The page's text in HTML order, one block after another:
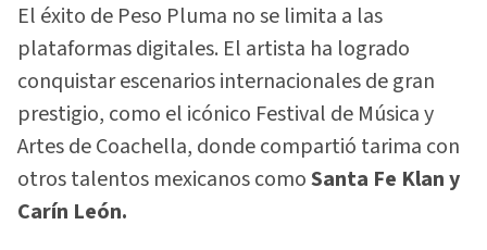
El éxito de Peso Pluma no se limita a las
plataformas digitales. El artista ha logrado
conquistar escenarios internacionales de gran
prestigio, como el icónico Festival de Música y
Artes de Coachella, donde compartió tarima con
otros talentos mexicanos comoSanta Fe Klan y
Carín León.